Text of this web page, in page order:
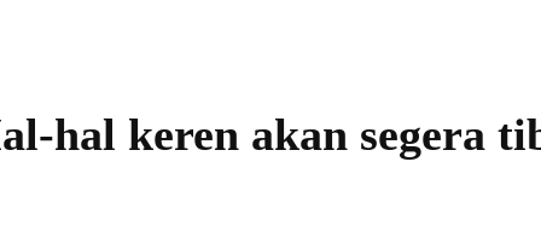
hal keren akan segera